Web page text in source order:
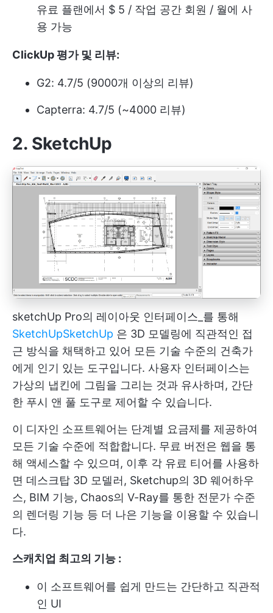
유료 플랜에서 $ 5 / 작업 공간 회원 / 월에 사
용 가능
ClickUp 평가 및 리뷰:
G2: 4.7/5 (9000개 이상의 리뷰)
Capterra: 4.7/5 (~4000 리뷰)
2. SketchUp
sketchUp Pro의 레이아웃 인터페이스_를 통해
SketchUpSketchUp 은 3D 모델링에 직관적인 접
근 방식을 채택하고 있어 모든 기술 수준의 건축가
에게 인기 있는 도구입니다. 사용자 인터페이스는
가상의 냅킨에 그림을 그리는 것과 유사하며, 간단
한 푸시 앤 풀 도구로 제어할 수 있습니다.
이 디자인 소프트웨어는 단계별 요금제를 제공하여
모든 기술 수준에 적합합니다. 무료 버전은 웹을 통
해 액세스할 수 있으며, 이후 각 유료 티어를 사용하
면 데스크탑 3D 모델러, Sketchup의 3D 웨어하우
스, BIM 기능, Chaos의 V-Ray를 통한 전문가 수준
의 렌더링 기능 등 더 나은 기능을 이용할 수 있습니
다.
스캐치업 최고의 기능 :
이 소프트웨어를 쉽게 만드는 간단하고 직관적
인 UI